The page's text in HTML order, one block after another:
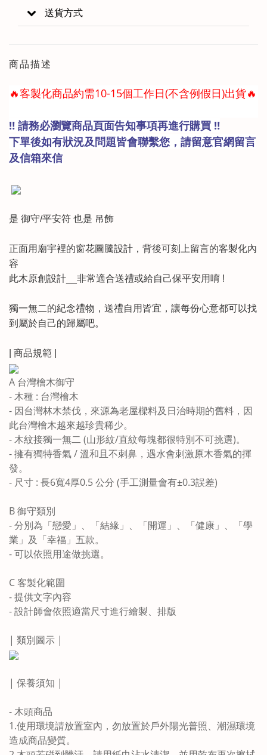
送貨方式
商品描述
🔥客製化商品約需10-15個工作日(不含例假日)出貨🔥
‼️ 請務必瀏覽商品頁面告知事項再進行購買 ‼️
下單後如有狀況及問題皆會聯繫您，請留意官網留言
及信箱來信
是 御守/平安符 也是 吊飾
正面用廟宇裡的窗花圖騰設計，背後可刻上留言的客製化內
容
此木原創設計__非常適合送禮或給自己保平安用唷 !
獨一無二的紀念禮物，送禮自用皆宜，讓每份心意都可以找
到屬於自己的歸屬吧。
| 商品規範 |
A 台灣檜木御守
- 木種 : 台灣檜木
- 因台灣林木禁伐，來源為老屋樑料及日治時期的舊料，因
此台灣檜木越來越珍貴稀少。
- 木紋接獨一無二 (山形紋/直紋每塊都很特別不可挑選)。
- 擁有獨特香氣 / 溫和且不刺鼻，遇水會刺激原木香氣的揮
發。
- 尺寸 : 長6寬4厚0.5 公分 (手工測量會有±0.3誤差)
B 御守類別
- 分別為「戀愛」、「結緣」、「開運」、「健康」、「學
業」及「幸福」五款。
- 可以依照用途做挑選。
C 客製化範圍
- 提供文字內容
- 設計師會依照適當尺寸進行繪製、排版
| 類別圖示 |
| 保養須知 |
- 木頭商品
1.使用環境請放置室內，勿放置於戶外陽光普照、潮濕環境
造成商品變質。